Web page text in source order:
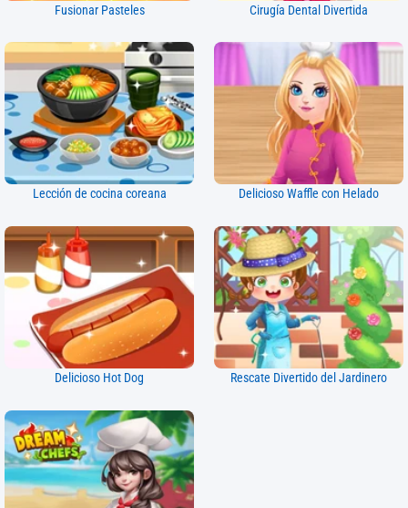
Fusionar Pasteles Cirugía Dental Divertida
Lección de cocina coreana Delicioso Waffle con Helado
Delicioso Hot Dog Rescate Divertido del Jardinero